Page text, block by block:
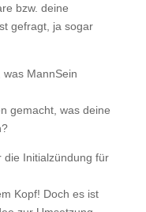
bzw. deine
gefragt, ja sogar
MannSein
gemacht, was deine
Initialzündung für
Kopf! Doch es ist